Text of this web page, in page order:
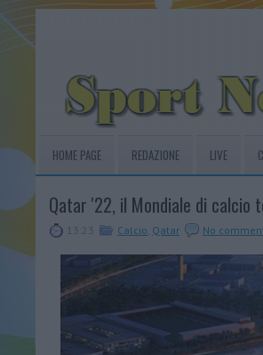
HOME PAGE REDAZIONE LIVE
Qatar '22, il Mondiale di calcio
13:23 Calcio Qatar No